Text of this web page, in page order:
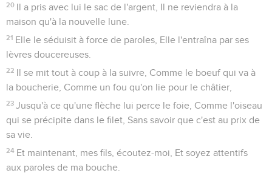
20 Il a pris avec lui le sac de l'argent, Il ne reviendra à la
maison qu'à la nouvelle lune.
21 Elle le séduisit à force de paroles, Elle l'entraîna par ses
lèvres doucereuses.
22 Il se mit tout à coup à la suivre, Comme le boeuf qui va à
la boucherie, Comme un fou qu'on lie pour le châtier,
23 Jusqu'à ce qu'une flèche lui perce le foie, Comme l'oiseau
qui se précipite dans le filet, Sans savoir que c'est au prix de
sa vie.
24 Et maintenant, mes fils, écoutez-moi, Et soyez attentifs
aux paroles de ma bouche.